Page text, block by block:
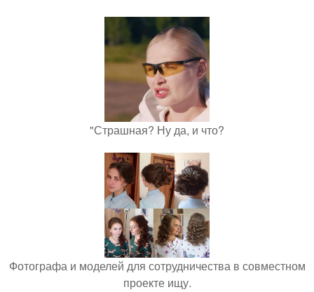
"Страшная? Ну да, и что?
Фотографа и моделей для сотрудничества в совместном
проекте ищу.